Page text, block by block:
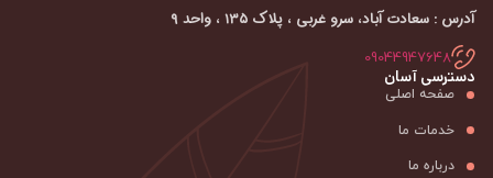
09044947648
آدرس : سعادت آباد، سرو غربی ، پلاک ۱۳۵ ، واحد ۹
دسترسی آسان
صفحه اصلی
خدمات ما
درباره ما